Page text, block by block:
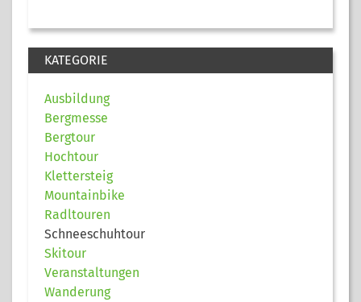
KATEGORIE
Ausbildung
Bergmesse
Bergtour
Hochtour
Klettersteig
Mountainbike
Radltouren
Schneeschuhtour
Skitour
Veranstaltungen
Wanderung